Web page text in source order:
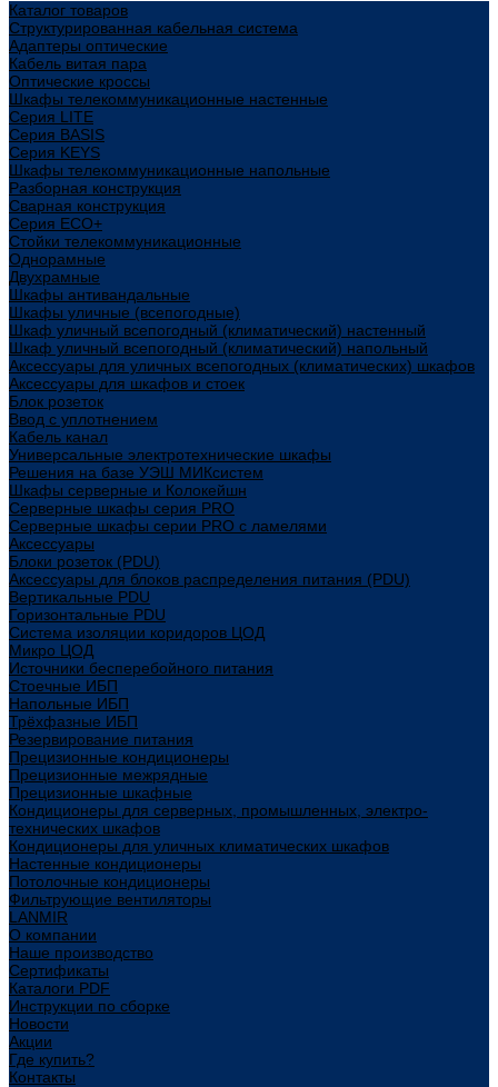
Каталог товаров
Структурированная кабельная система
Адаптеры оптические
Кабель витая пара
Оптические кроссы
Шкафы телекоммуникационные настенные
Cерия LITE
Cерия BASIS
Cерия KEYS
Шкафы телекоммуникационные напольные
Разборная конструкция
Сварная конструкция
Серия ECO+
Стойки телекоммуникационные
Однорамные
Двухрамные
Шкафы антивандальные
Шкафы уличные (всепогодные)
Шкаф уличный всепогодный (климатический) настенный
Шкаф уличный всепогодный (климатический) напольный
Аксессуары для уличных всепогодных (климатических) шкафов
Аксессуары для шкафов и стоек
Блок розеток
Ввод с уплотнением
Кабель канал
Универсальные электротехнические шкафы
Решения на базе УЭШ МИКсистем
Шкафы серверные и Колокейшн
Серверные шкафы серия PRO
Серверные шкафы серии PRO с ламелями
Аксессуары
Блоки розеток (PDU)
Аксессуары для блоков распределения питания (PDU)
Вертикальные PDU
Горизонтальные PDU
Система изоляции коридоров ЦОД
Микро ЦОД
Источники бесперебойного питания
Стоечные ИБП
Напольные ИБП
Трёхфазные ИБП
Резервирование питания
Прецизионные кондиционеры
Прецизионные межрядные
Прецизионные шкафные
Кондиционеры для серверных, промышленных, электро-
технических шкафов
Кондиционеры для уличных климатических шкафов
Настенные кондиционеры
Потолочные кондиционеры
Фильтрующие вентиляторы
LANMIR
О компании
Наше производство
Сертификаты
Каталоги PDF
Инструкции по сборке
Новости
Акции
Где купить?
Контакты